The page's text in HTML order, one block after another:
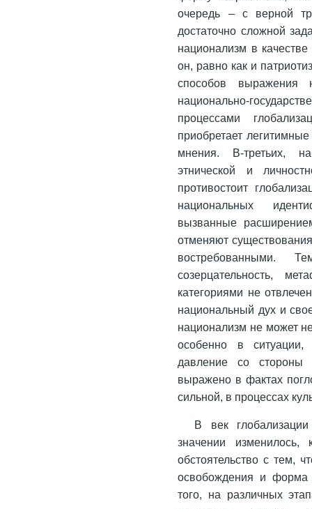
очередь – с верной
достаточно сложной
национализм в
он, равно как и
способов выражения
национально-
процессами
приобретает
мнения. В-третьих,
этнической и
противостоит
национальных
вызванные
отменяют
созерцательность,
категориями не
национальный дух и
национализм не может
особенно в ситуации,
давление со стороны
выражено в фактах
сильной, в процессах
В век
значении
обстоятельство с тем,
освобождения и форма
того, на различных